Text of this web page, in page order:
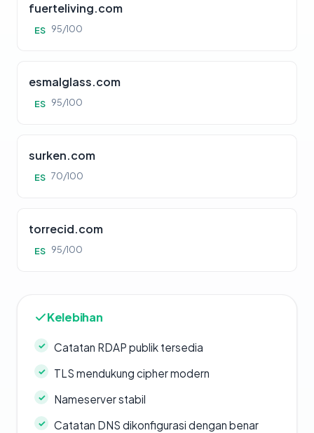
fuerteliving.com
ES 95/100
esmalglass.com
ES 95/100
surken.com
ES 70/100
torrecid.com
ES 95/100
Kelebihan
Catatan RDAP publik tersedia
TLS mendukung cipher modern
Nameserver stabil
Catatan DNS dikonfigurasi dengan benar